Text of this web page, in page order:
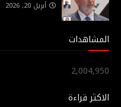
أبريل 20, 2026
المشاهدات
2,004,950
الاكثر قراءة